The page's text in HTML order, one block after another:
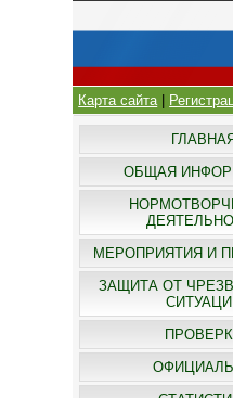
Карта сайта|
ОБЩАЯ
МЕРОПРИЯТИЯ И
ЗАЩИТА ОТ